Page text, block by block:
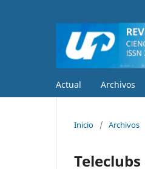
Actual Archivos
Inicio / Archivos